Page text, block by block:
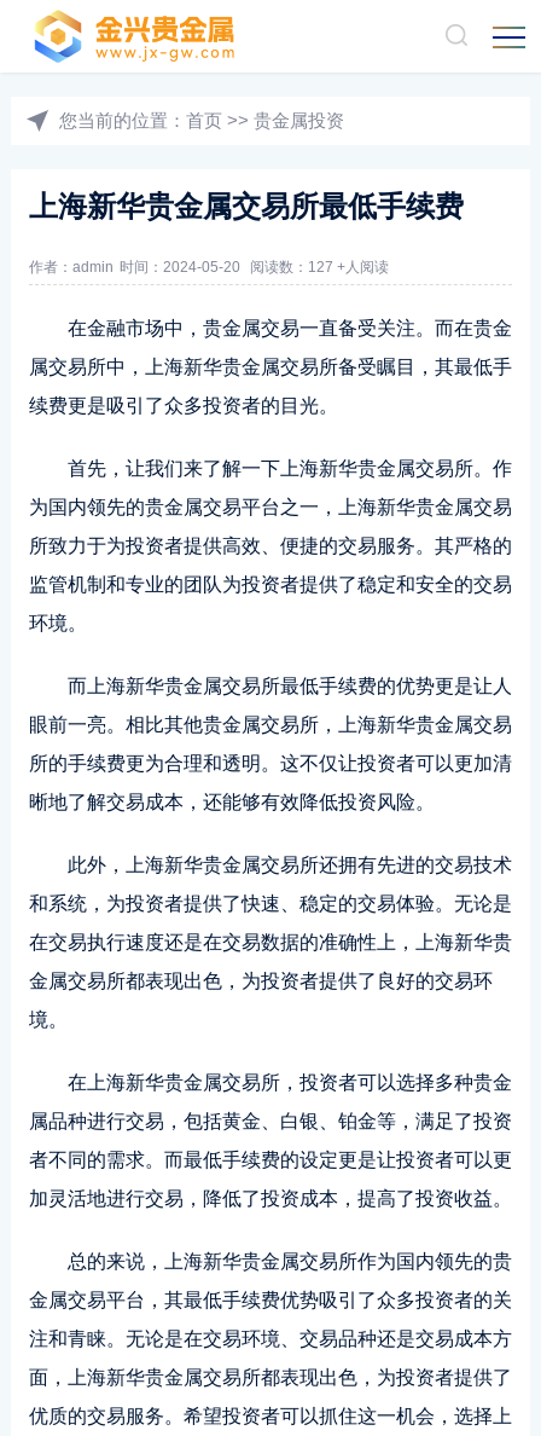
您当前的位置： 首页 >> 贵金属投资
上海新华贵金属交易所最低手续费
作者：admin 时间：2024-05-20 阅读数：127 +人阅读
在金融市场中，贵金属交易一直备受关注。而在贵金
属交易所中，上海新华贵金属交易所备受瞩目，其最低手
续费更是吸引了众多投资者的目光。
首先，让我们来了解一下上海新华贵金属交易所。作
为国内领先的贵金属交易平台之一，上海新华贵金属交易
所致力于为投资者提供高效、便捷的交易服务。其严格的
监管机制和专业的团队为投资者提供了稳定和安全的交易
环境。
而上海新华贵金属交易所最低手续费的优势更是让人
眼前一亮。相比其他贵金属交易所，上海新华贵金属交易
所的手续费更为合理和透明。这不仅让投资者可以更加清
晰地了解交易成本，还能够有效降低投资风险。
此外，上海新华贵金属交易所还拥有先进的交易技术
和系统，为投资者提供了快速、稳定的交易体验。无论是
在交易执行速度还是在交易数据的准确性上，上海新华贵
金属交易所都表现出色，为投资者提供了良好的交易环
境。
在上海新华贵金属交易所，投资者可以选择多种贵金
属品种进行交易，包括黄金、白银、铂金等，满足了投资
者不同的需求。而最低手续费的设定更是让投资者可以更
加灵活地进行交易，降低了投资成本，提高了投资收益。
总的来说，上海新华贵金属交易所作为国内领先的贵
金属交易平台，其最低手续费优势吸引了众多投资者的关
注和青睐。无论是在交易环境、交易品种还是交易成本方
面，上海新华贵金属交易所都表现出色，为投资者提供了
优质的交易服务。希望投资者可以抓住这一机会，选择上